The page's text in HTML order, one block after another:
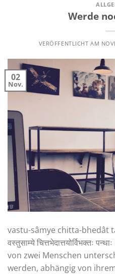
Werde
VERÖFFENTLICHT AM
02
Nov.
vastu-sâmye chitta-bhedât
वस्तुसाम्ये चित्तभेदात्तयोर्विभक्तः
von zwei Menschen
werden, abhängig von